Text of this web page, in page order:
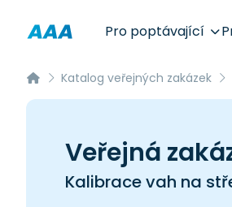
Pro poptávající
Katalog veřejných zakázek
Veřejná
Kalibrace vah na